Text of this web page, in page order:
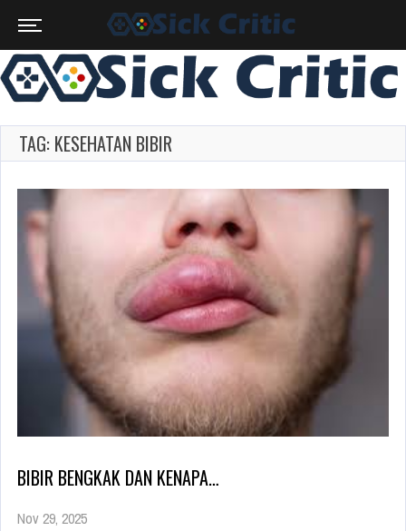
TAG: KESEHATAN BIBIR
BIBIR BENGKAK DAN KENAPA…
Nov 29, 2025